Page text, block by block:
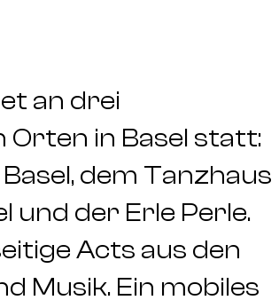
an drei
in Basel statt:
dem Tanzhaus
und der Erle Perle.
Acts aus den
Musik. Ein mobiles